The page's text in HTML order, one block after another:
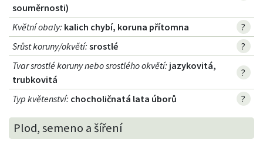
souměrnosti)
Květní obaly: kalich chybí, koruna přítomna
?
Srůst koruny/okvětí: srostlé
?
Tvar srostlé koruny nebo srostlého okvětí: jazykovitá,
trubkovitá
?
Typ květenství: chocholičnatá lata úborů ?
Plod, semeno a šíření